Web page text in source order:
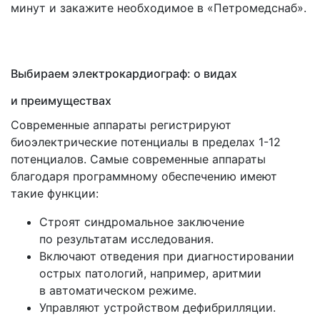
минут и закажите необходимое в «Петромедснаб».
Выбираем электрокардиограф: о видах
и преимуществах
Современные аппараты регистрируют
биоэлектрические потенциалы в пределах 1-12
потенциалов. Самые современные аппараты
благодаря программному обеспечению имеют
такие функции:
Строят синдромальное заключение
по результатам исследования.
Включают отведения при диагностировании
острых патологий, например, аритмии
в автоматическом режиме.
Управляют устройством дефибрилляции.